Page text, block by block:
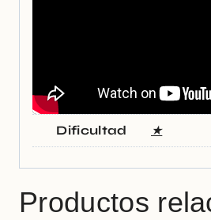
Dificultad ★
Productos